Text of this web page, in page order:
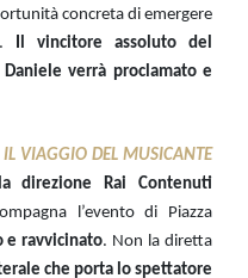
concreta di emergere
Il vincitore assoluto del
Daniele verrà proclamato e
VIAGGIO DEL MUSICANTE
direzione Rai Contenuti
l’evento di Piazza
e ravvicinato. Non la diretta
che porta lo spettatore